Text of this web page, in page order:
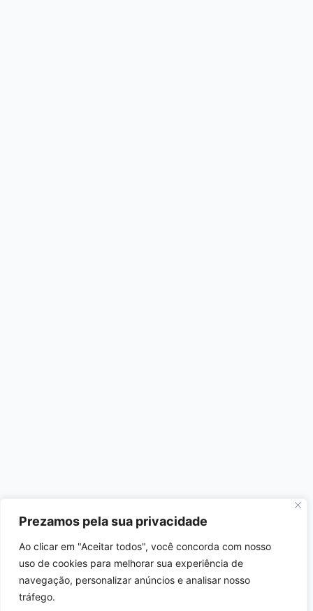
Prezamos pela sua privacidade
Ao clicar em "Aceitar todos", você concorda com nosso
uso de cookies para melhorar sua experiência de
navegação, personalizar anúncios e analisar nosso
tráfego.